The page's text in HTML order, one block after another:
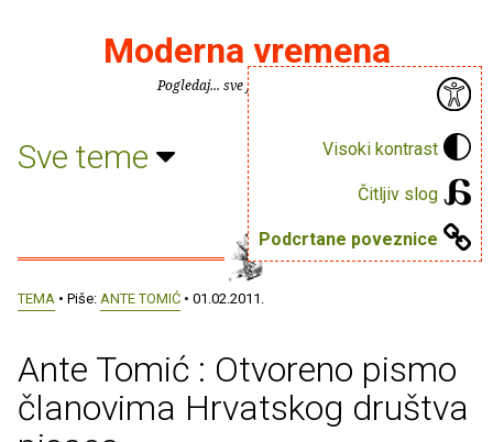
Visoki kontrast
Čitljiv slog
Podcrtane poveznice
Moderna vremena
Pogledaj... sve je puno knjiga.
Sve teme
TEMA • Piše: ANTE TOMIĆ • 01.02.2011.
Ante Tomić : Otvoreno pismo
članovima Hrvatskog društva